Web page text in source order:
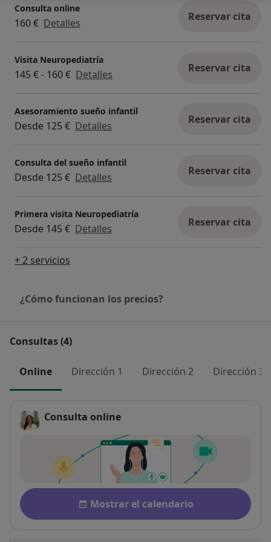
Consulta online
160 € Detalles Reservar cita
Visita Neuropediatría
145 € - 160 € Detalles Reservar cita
Asesoramiento sueño infantil
Desde 125 € Detalles Reservar cita
Consulta del sueño infantil
Desde 125 € Detalles Reservar cita
Primera visita Neuropediatría
Desde 145 € Detalles Reservar cita
+ 2 servicios
¿Cómo funcionan los precios?
Consultas (4)
Online Dirección 1 Dirección 2 Dirección 3
Consulta online
Disponibilidad
Mostrar el calendario